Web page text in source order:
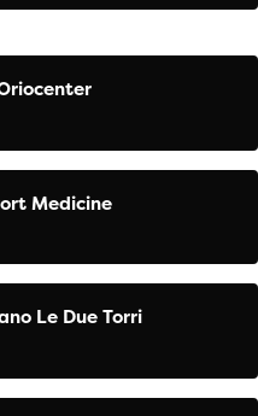
Medicine
Le Due Torri